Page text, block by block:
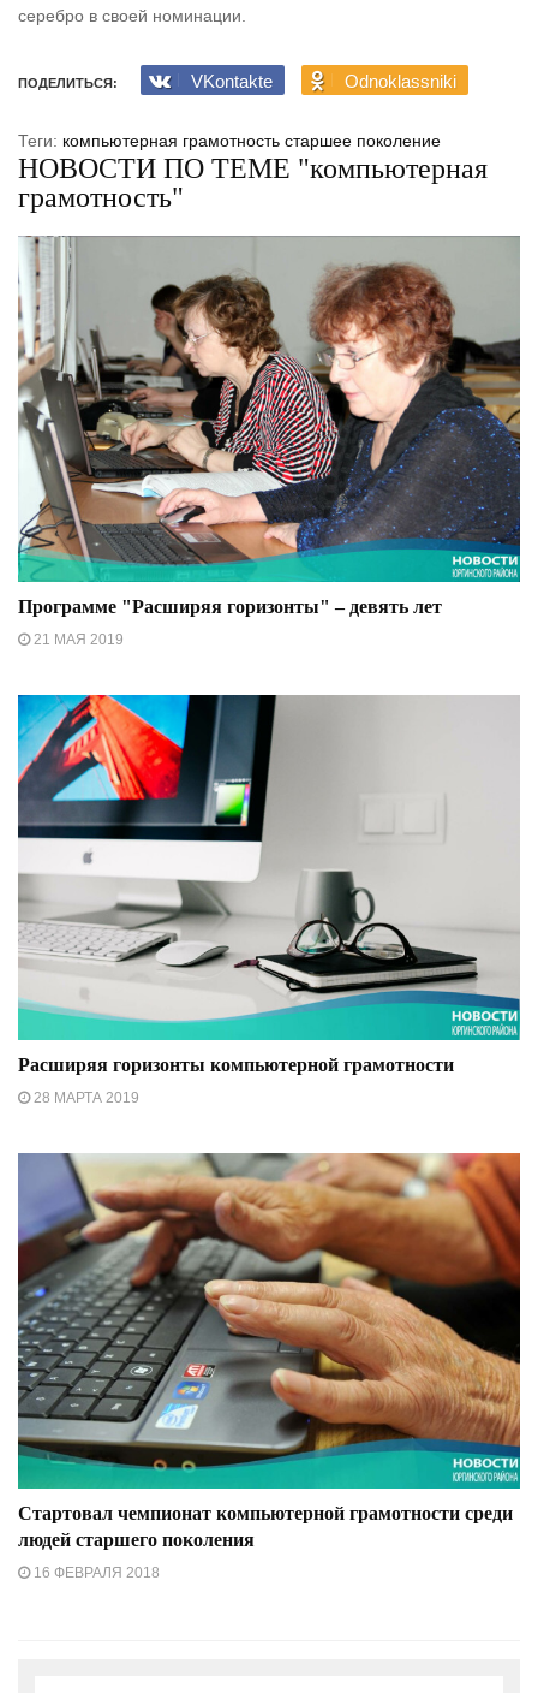
серебро в своей номинации.
ПОДЕЛИТЬСЯ: VKontakte Odnoklassniki
Теги: компьютерная грамотность старшее поколение
НОВОСТИ ПО ТЕМЕ "компьютерная
грамотность"
Программе "Расширяя горизонты" – девять лет
21 МАЯ 2019
Расширяя горизонты компьютерной грамотности
28 МАРТА 2019
Стартовал чемпионат компьютерной грамотности среди
людей старшего поколения
16 ФЕВРАЛЯ 2018